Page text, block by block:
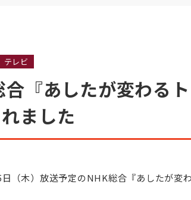
テレビ
『あしたが変わる
ました
（木）放送予定のNHK総合『あしたが変